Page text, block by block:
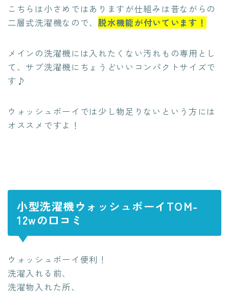
こちらは小さめではありますが仕組みは昔ながらの
二層式洗濯機なので、 脱水機能が付いています！
メインの洗濯機には入れたくない汚れもの専用とし
て、サブ洗濯機にちょうどいいコンパクトサイズで
す♪
ウォッシュボーイでは少し物足りないという方には
オススメですよ！
小型洗濯機ウォッシュボーイTOM-
12wの口コミ
ウォッシュボーイ便利！
洗濯入れる前、
洗濯物入れた所、